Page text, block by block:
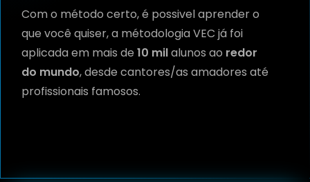
Com o método certo, é possivel aprender o
que você quiser, a métodologia VEC já foi
aplicada em mais de 10 milalunos ao redor
do mundo, desde cantores/as amadores até
profissionais famosos.